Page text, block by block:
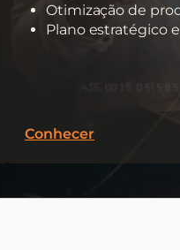
Otimização de
Plano estratégico
Conhecer